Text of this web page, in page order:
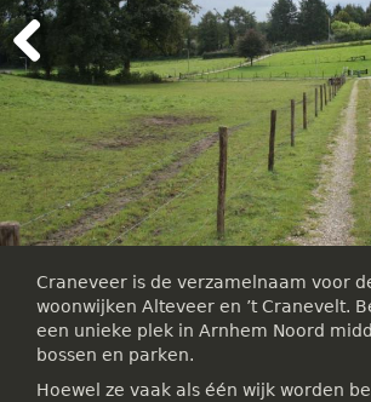
Craneveer is de verzamelnaam voor
woonwijken Alteveer en ’t Cranevelt.
een unieke plek in Arnhem Noord
bossen en parken.
Hoewel ze vaak als één wijk worden